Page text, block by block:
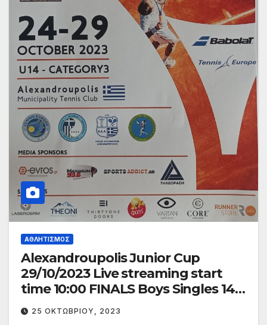
ΑΘΛΗΤΙΣΜΌΣ
Alexandroupolis Junior Cup
29/10/2023 Live streaming start
time 10:00 FINALS Boys Singles 14 –
Girls Singles 14
25 ΟΚΤΩΒΡΊΟΥ, 2023